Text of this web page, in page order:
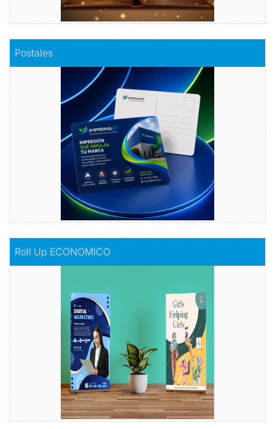
Postales
Dale vida a tus emociones con nuestras
postales.
Comprar
Comprar
Roll Up ECONOMICO
Comprar